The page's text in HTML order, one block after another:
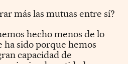
más las mutuas entre sí?
hecho menos de lo
ha sido porque hemos
capacidad de